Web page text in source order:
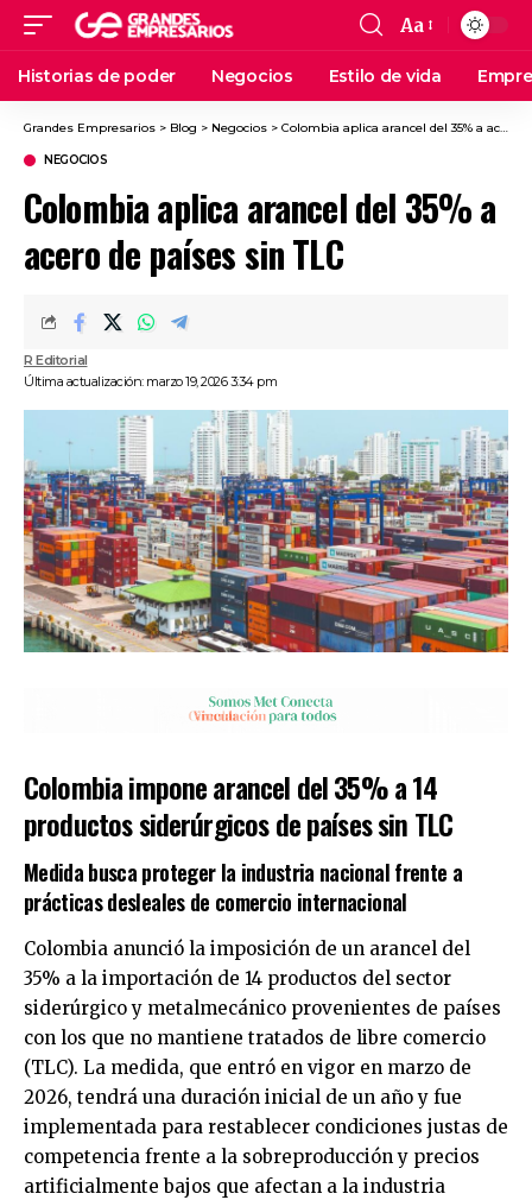
Aa
Historias de poder Negocios Estilo de vida
Grandes Empresarios > Blog > Negocios > Colombia aplica arancel del 35% a acero de países sin TLC
NEGOCIOS
Colombia aplica arancel del 35% a
acero de países sin TLC
Última actualización: marzo 19, 2026 3:34 pm
R Editorial
Colombia impone arancel del 35% a 14
productos siderúrgicos de países sin TLC
Medida busca proteger la industria nacional frente a
prácticas desleales de comercio internacional
Colombia anunció la imposición de un arancel del
35% a la importación de 14 productos del sector
siderúrgico y metalmecánico provenientes de países
con los que no mantiene tratados de libre comercio
(TLC). La medida, que entró en vigor en marzo de
2026, tendrá una duración inicial de un año y fue
implementada para restablecer condiciones justas de
competencia frente a la sobreproducción y precios
artificialmente bajos que afectan a la industria